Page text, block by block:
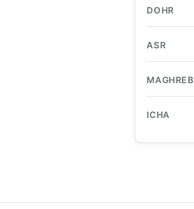
DOHR
ASR
MAGHREB
ICHA